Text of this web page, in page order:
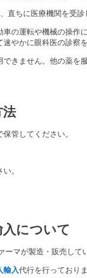
直ちに医療機関を受診
の運転や機械の操
やかに眼科医の診察
きません。他の薬を
法
管してください。
。
について
ーマが製造・販売して
輸入代行を行っており